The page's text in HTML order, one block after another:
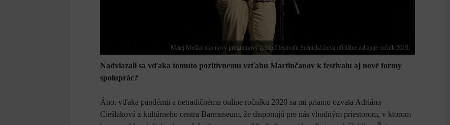
Matej Moško ako nový programový riaditeľ festivalu Scénická žatva oficiálne zahajuje ročník 2019.
Nadviazali sa vďaka tomuto pozitívnemu vzťahu Martinčanov k festivalu aj nové formy
spoluprác?
Áno, vďaka pandémii a netradičnému online ročníku 2020 sa mi priamo ozvala Adriána
Cieślaková z kultúrneho centra Barmuseum, že disponujú pre nás vhodným priestorom, v ktorom